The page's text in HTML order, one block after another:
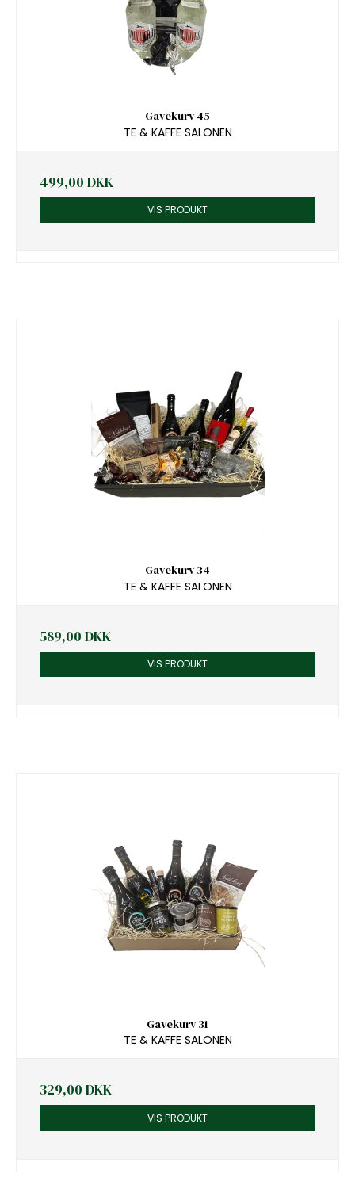
Gavekurv 45
TE & KAFFE SALONEN
499,00 DKK
VIS PRODUKT
Gavekurv 34
TE & KAFFE SALONEN
589,00 DKK
VIS PRODUKT
Gavekurv 31
TE & KAFFE SALONEN
329,00 DKK
VIS PRODUKT